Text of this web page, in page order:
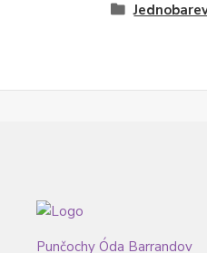
Punčochy Óda Barrandov